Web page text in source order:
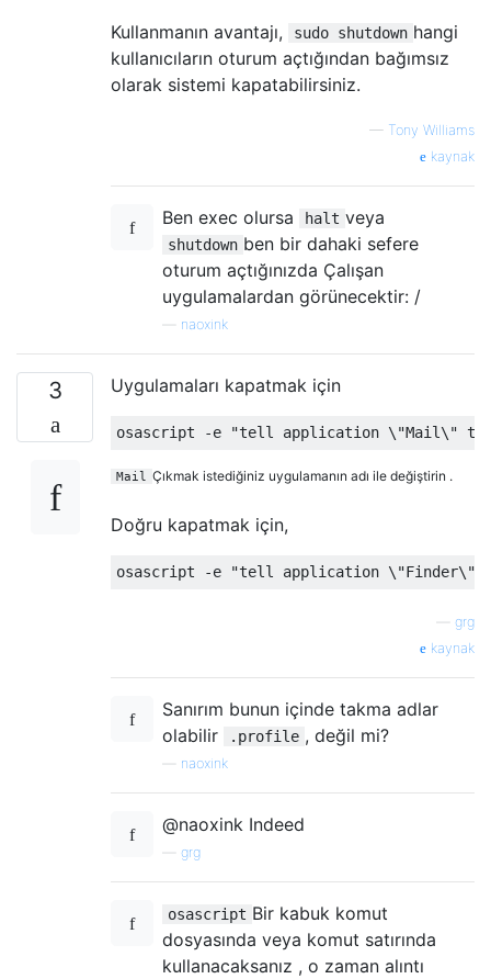
Kullanmanın avantajı,
sudo shutdown hangi
kullanıcıların oturum açtığından bağımsız
olarak sistemi kapatabilirsiniz.
— Tony Williams
kaynak
Ben exec olursa halt veya
shutdown ben bir dahaki sefere
oturum açtığınızda Çalışan
uygulamalardan görünecektir: /
naoxink
3 Uygulamaları kapatmak için
Mail Çıkmak istediğiniz uygulamanın adı ile değiştirin .
Doğru kapatmak için,
grg
kaynak
Sanırım bunun içinde takma adlar
olabilir
.profile , değil mi?
naoxink
@naoxink Indeed
grg
osascript Bir kabuk komut
dosyasında veya komut satırında
kullanacaksanız , o zaman alıntı